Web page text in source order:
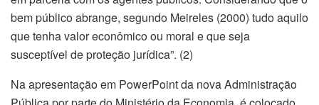
bem público abrange, segundo Meireles (2000) tudo aquilo
que tenha valor econômico ou moral e que seja
susceptível de proteção jurídica”. (2)
Na apresentação em PowerPoint da nova Administração